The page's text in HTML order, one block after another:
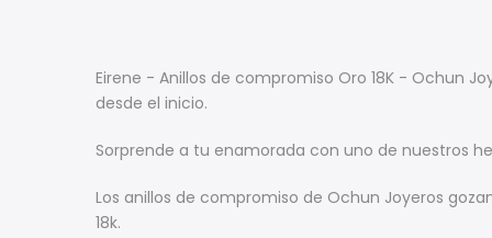
Eirene - Anillos de compromiso Oro 18K - Ochun
desde el inicio.
Sorprende a tu enamorada con uno de nuestros
Los anillos de compromiso de Ochun Joyeros
18k.